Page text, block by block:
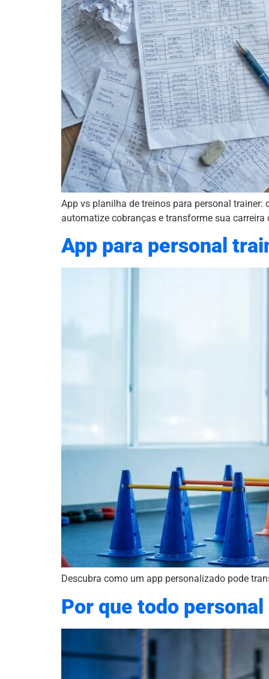
App vs planilha de treinos para personal
automatize cobranças e transforme sua
App para personal
Descubra como um app personalizado pode
Por que todo